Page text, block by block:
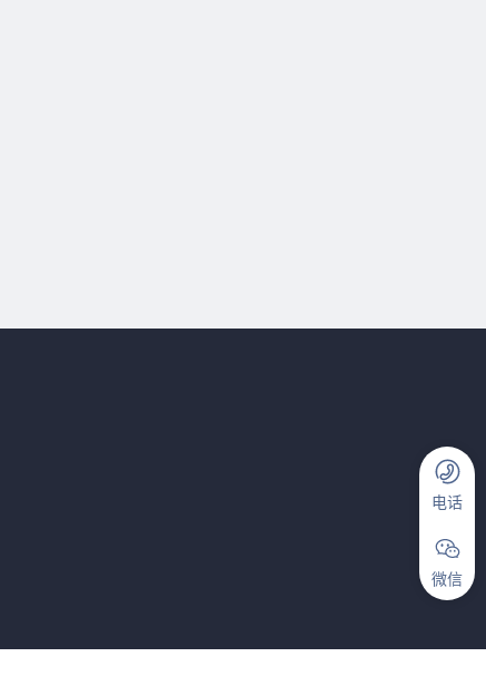
电话
微信